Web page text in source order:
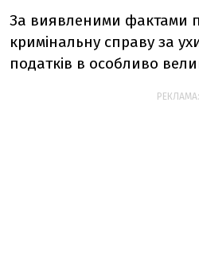
За виявленими фактами
кримінальну справу за
податків в особливо
РЕКЛАМА: